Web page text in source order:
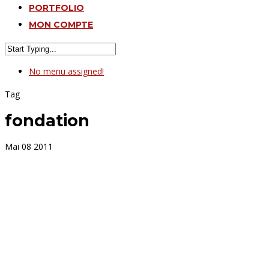
PORTFOLIO
MON COMPTE
No menu assigned!
Tag
fondation
Mai 08 2011